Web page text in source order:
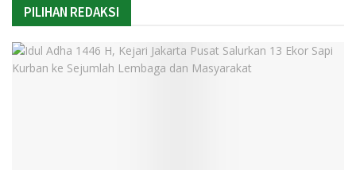
PILIHAN REDAKSI